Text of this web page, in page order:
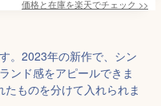
価格と在庫を楽天でチェック >>
。2023年の新作で、シン
ンド感をアピールできま
ものを分けて入れられま